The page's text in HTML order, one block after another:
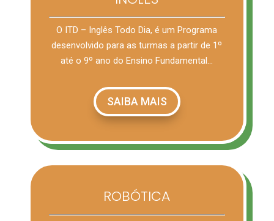
O ITD – Inglês Todo Dia, é um Programa
desenvolvido para as turmas a partir de 1º
até o 9º ano do Ensino Fundamental…
SAIBA MAIS
ROBÓTICA